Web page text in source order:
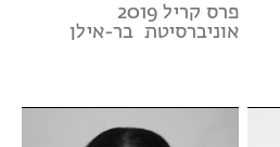
פרס קריל 2019
אוניברסיטת בר-אילן